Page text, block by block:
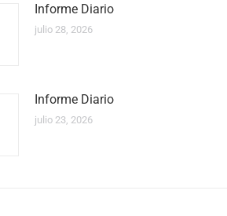
Informe Diario
julio 28, 2026
Informe Diario
julio 23, 2026